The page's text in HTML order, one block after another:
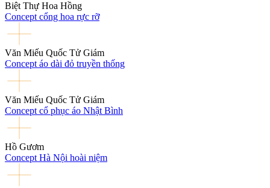
Biệt Thự Hoa Hồng
Concept cổng hoa rực rỡ
Văn Miếu Quốc Tử Giám
Concept áo dài đỏ truyền thống
Văn Miếu Quốc Tử Giám
Concept cổ phục áo Nhật Bình
Hồ Gươm
Concept Hà Nội hoài niệm